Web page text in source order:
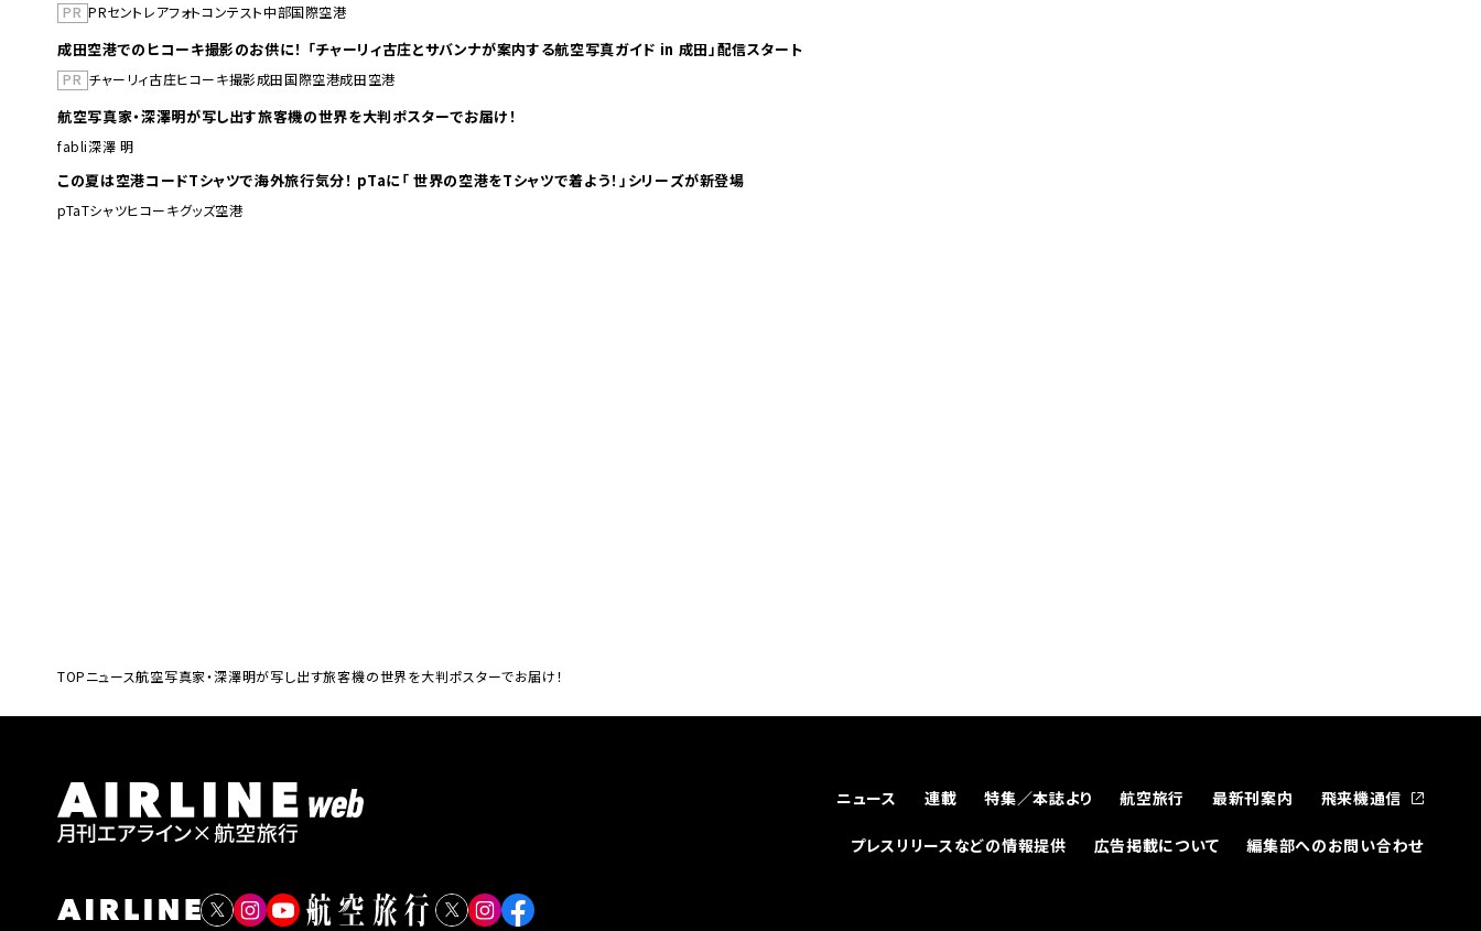
PR PRセントレアフォトコンテスト中部国際空港
成田空港でのヒコーキ撮影のお供に！ 「チャーリィ古庄とサバンナが案内する航空写真ガイド in 成田」配信スタート
PR チャーリィ古庄ヒコーキ撮影成田国際空港成田空港
航空写真家・深澤明が写し出す旅客機の世界を大判ポスターでお届け！
fabli深澤 明
この夏は空港コードTシャツで海外旅行気分！ pTaに「 世界の空港をTシャツで着よう！」シリーズが新登場
pTaTシャツヒコーキグッズ空港
TOPニュース航空写真家・深澤明が写し出す旅客機の世界を大判ポスターでお届け！
ニュース 連載 特集／本誌より 航空旅行 最新刊案内 飛来機通信
プレスリリースなどの情報提供 広告掲載について 編集部へのお問い合わせ